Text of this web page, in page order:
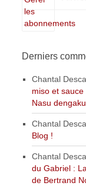
Derniers
Chantal
miso et
Nasu dengaku
Chantal
Blog !
Chantal
du Gabriel :
de Bertrand